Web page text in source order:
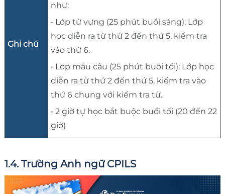
Ghi chú
như:
• Lớp từ vựng (25 phút buổi sáng): Lớp
học diễn ra từ thứ 2 đến thứ 5, kiểm tra
vào thứ 6.
• Lớp mẫu câu (25 phút buổi tối): Lớp học
diễn ra từ thứ 2 đến thứ 5, kiểm tra vào
thứ 6 chung với kiểm tra từ.
• 2 giờ tự học bắt buộc buổi tối (20 đến 22
giờ)
1.4. Trường Anh ngữ CPILS